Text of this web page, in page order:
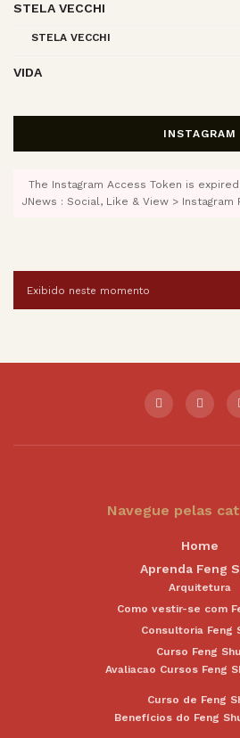
STELA VECCHI
STELA VECCHI
VIDA
INSTAGRAM
The Instagram Access Token is
JNews : Social, Like & View >
Exibido neste momento
Navegue pelas
Home
Aprenda Feng
Arquitetura
Como vestir-se com
Consultoria Feng
Curso Feng
Avaliacao Cursos Feng
Curso de Feng
Benefícios do Feng